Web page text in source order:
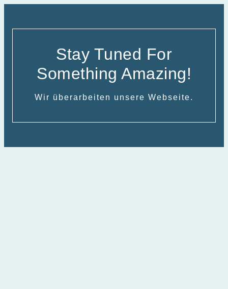
Stay Tuned For
Something Amazing!
Wir überarbeiten unsere Webseite.